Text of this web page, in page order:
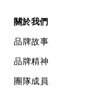
關於我們
品牌故事
品牌精神
團隊成員